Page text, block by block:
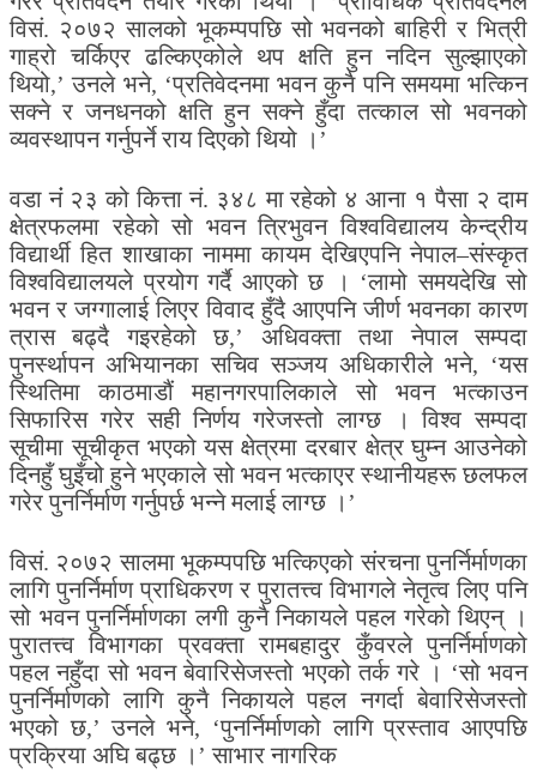
विसं. २०७२ सालको भूकम्पपछि सो भवनको बाहिरी र भित्री
गाह्रो चर्किएर ढल्किएकोले थप क्षति हुन नदिन सुल्झाएको
थियो,’ उनले भने, ‘प्रतिवेदनमा भवन कुनै पनि समयमा भत्किन
सक्ने र जनधनको क्षति हुन सक्ने हुँदा तत्काल सो भवनको
व्यवस्थापन गर्नुपर्ने राय दिएको थियो ।’
वडा नंं २३ को कित्ता नं. ३४८ मा रहेको ४ आना १ पैसा २ दाम
क्षेत्रफलमा रहेको सो भवन त्रिभुवन विश्वविद्यालय केन्द्रीय
विद्यार्थी हित शाखाका नाममा कायम देखिएपनि नेपाल–संस्कृत
विश्वविद्यालयले प्रयोग गर्दै आएको छ । ‘लामो समयदेखि सो
भवन र जग्गालाई लिएर विवाद हुँदै आएपनि जीर्ण भवनका कारण
त्रास बढ्दै गइरहेको छ,’ अधिवक्ता तथा नेपाल सम्पदा
पुनर्स्थापन अभियानका सचिव सञ्जय अधिकारीले भने, ‘यस
स्थितिमा काठमाडौं महानगरपालिकाले सो भवन भत्काउन
सिफारिस गरेर सही निर्णय गरेजस्तो लाग्छ । विश्व सम्पदा
सूचीमा सूचीकृत भएको यस क्षेत्रमा दरबार क्षेत्र घुम्न आउनेको
दिनहुँ घुइँचो हुने भएकाले सो भवन भत्काएर स्थानीयहरू छलफल
गरेर पुनर्निर्माण गर्नुपर्छ भन्ने मलाई लाग्छ ।’
विसं. २०७२ सालमा भूकम्पपछि भत्किएको संरचना पुनर्निर्माणका
लागि पुनर्निर्माण प्राधिकरण र पुरातत्त्व विभागले नेतृत्व लिए पनि
सो भवन पुनर्निर्माणका लगी कुनै निकायले पहल गरेको थिएन् ।
पुरातत्त्व विभागका प्रवक्ता रामबहादुर कुँवरले पुनर्निर्माणको
पहल नहुँदा सो भवन बेवारिसेजस्तो भएको तर्क गरे । ‘सो भवन
पुनर्निर्माणको लागि कुनै निकायले पहल नगर्दा बेवारिसेजस्तो
भएको छ,’ उनले भने, ‘पुनर्निर्माणको लागि प्रस्ताव आएपछि
प्रक्रिया अघि बढ्छ ।’ साभार नागरिक